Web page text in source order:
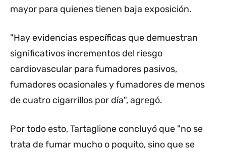
mayor para quienes tienen baja exposición.
"Hay evidencias específicas que demuestran
significativos incrementos del riesgo
cardiovascular para fumadores pasivos,
fumadores ocasionales y fumadores de menos
de cuatro cigarrillos por día", agregó.
Por todo esto, Tartaglione concluyó que "no se
trata de fumar mucho o poquito, sino que se